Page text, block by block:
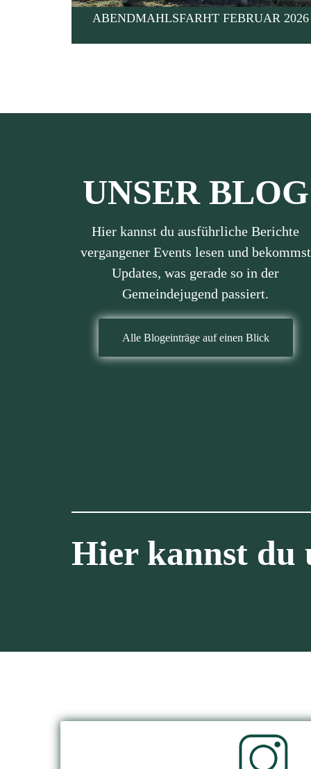
ABENDMAHLSFARHT FEBRUAR 2026
UNSER BLOG
Hier kannst du ausführliche Berichte
vergangener Events lesen und bekommst
Updates, was gerade so in der
Gemeindejugend passiert.
Alle Blogeinträge auf einen Blick
Hier kannst du